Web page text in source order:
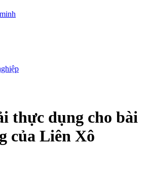
thực dụng cho bài
của Liên Xô